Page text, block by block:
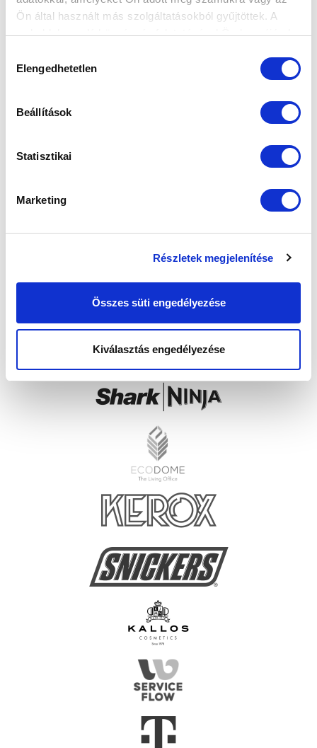
Ön által használt más szolgáltatásokból gyűjtöttek. A
weboldalon való böngészés folytatásával Ön hozzájárul a
kiválasztása
Elengedhetetlen
Beállítások
Statisztikai
Marketing
Részletek megjelenítése
Összes süti engedélyezése
Kiválasztás engedélyezése